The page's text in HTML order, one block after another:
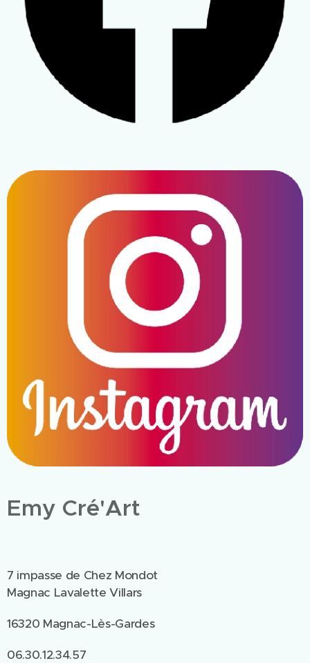
Emy Cré'Art
7 impasse de Chez Mondot
Magnac Lavalette Villars
16320 Magnac-Lès-Gardes
06.30.12.34.57